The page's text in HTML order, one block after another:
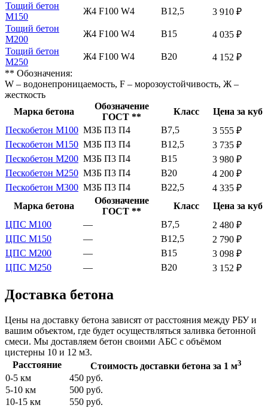
Тощий бетон
М150
Ж4 F100 W4 В12,5
3 910 ₽
Тощий бетон
М200
Ж4 F100 W4 В15
4 035 ₽
Тощий бетон
М250
Ж4 F100 W4 В20
4 152 ₽
** Обозначения:
W – водонепроницаемость, F – морозоустойчивость, Ж –
жесткость
Марка бетона
Обозначение
ГОСТ **
Класс
Цена за куб
Пескобетон М100 МЗБ П3 П4 В7,5
3 555 ₽
Пескобетон М150 МЗБ П3 П4 В12,5
3 735 ₽
Пескобетон М200 МЗБ П3 П4 В15
3 980 ₽
Пескобетон М250 МЗБ П3 П4 В20
4 200 ₽
Пескобетон М300 МЗБ П3 П4 В22,5
4 335 ₽
Марка бетона
Обозначение
ГОСТ **
Класс
Цена за куб
ЦПС М100
— В7,5
2 480 ₽
ЦПС М150
— В12,5
2 790 ₽
ЦПС М200
— В15
3 098 ₽
ЦПС М250
— В20 3 152 ₽
Доставка бетона
Цены на доставку бетона зависят от расстояния между РБУ и
вашим объектом, где будет осуществляться заливка бетонной
смеси. Мы доставляем бетон своими АБС с объёмом
цистерны 10 и 12 м3.
Расстояние
Стоимость доставки бетона за 1 м3
0-5 км
450 руб.
5-10 км
500 руб.
10-15 км
550 руб.